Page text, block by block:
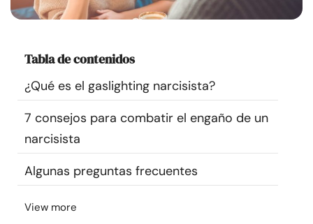
Comunidad
Encuentra un terapeuta
Idioma
Sobre nosotros
Tabla de contenidos
¿Qué es el gaslighting narcisista?
7 consejos para combatir el engaño de un
narcisista
Algunas preguntas frecuentes
View more